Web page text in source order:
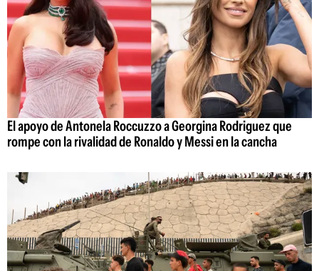
El apoyo de Antonela Roccuzzo a Georgina Rodriguez que
rompe con la rivalidad de Ronaldo y Messi en la cancha